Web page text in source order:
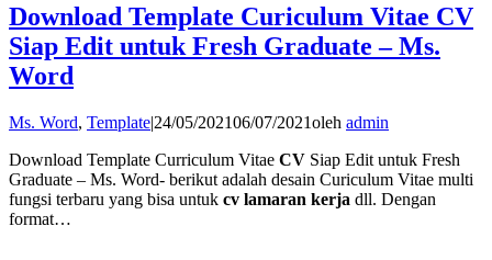
Download Template Curiculum Vitae CV
Siap Edit untuk Fresh Graduate – Ms.
Word
Ms. Word, Template|24/05/202106/07/2021oleh admin
Download Template Curriculum Vitae CV Siap Edit untuk Fresh
Graduate – Ms. Word- berikut adalah desain Curiculum Vitae multi
fungsi terbaru yang bisa untuk cv lamaran kerja dll. Dengan
format…